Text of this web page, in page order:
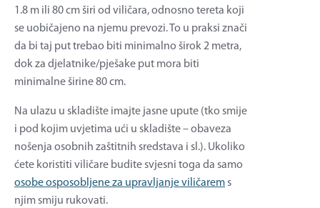
1.8 m ili 80 cm širi od viličara, odnosno tereta koji
se uobičajeno na njemu prevozi. To u praksi znači
da bi taj put trebao biti minimalno širok 2 metra,
dok za djelatnike/pješake put mora biti
minimalne širine 80 cm.
Na ulazu u skladište imajte jasne upute (tko smije
i pod kojim uvjetima ući u skladište – obaveza
nošenja osobnih zaštitnih sredstava i sl.). Ukoliko
ćete koristiti viličare budite svjesni toga da samo
osobe osposobljene za upravljanje viličarems
njim smiju rukovati.